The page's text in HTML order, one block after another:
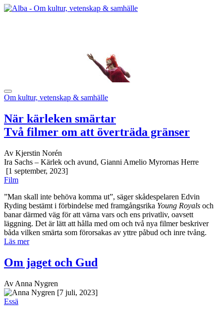
Om kultur, vetenskap & samhälle
När kärleken smärtar
Två filmer om att överträda gränser
Av Kjerstin Norén
Ira Sachs – Kärlek och avund, Gianni Amelio Myrornas Herre
[1 september, 2023]
Film
”Man skall inte behöva komma ut”, säger skådespelaren Edvin
Ryding bestämt i förbindelse med framgångsrika Young Royals och
banar därmed väg för att värna vars och ens privatliv, oavsett
läggning. Det är lätt att hålla med om och två nya filmer beskriver
båda vilken smärta som förorsakas av yttre påbud och inre tvång.
Läs mer
Om jaget och Gud
Av Anna Nygren
[7 juli, 2023]
Essä